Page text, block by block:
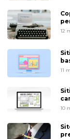
12
11
10